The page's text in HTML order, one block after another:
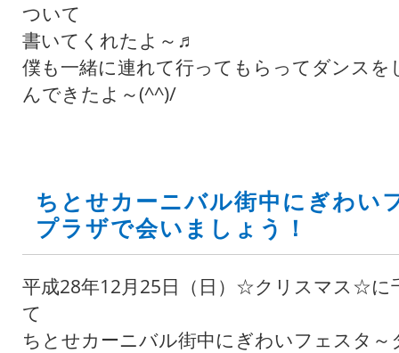
ついて
書いてくれたよ～♬
僕も一緒に連れて行ってもらってダンスを
んできたよ～(^^)/
ちとせカーニバル街中にぎわい
プラザで会いましょう！
平成28年12月25日（日）☆クリスマス☆に
て
ちとせカーニバル街中にぎわいフェスタ